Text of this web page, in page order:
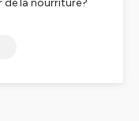
de la nourriture?